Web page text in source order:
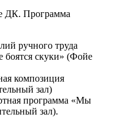
ДК. Программа
ручного труда
боятся скуки» (Фойе
композиция
зал)
программа «Мы
зал).